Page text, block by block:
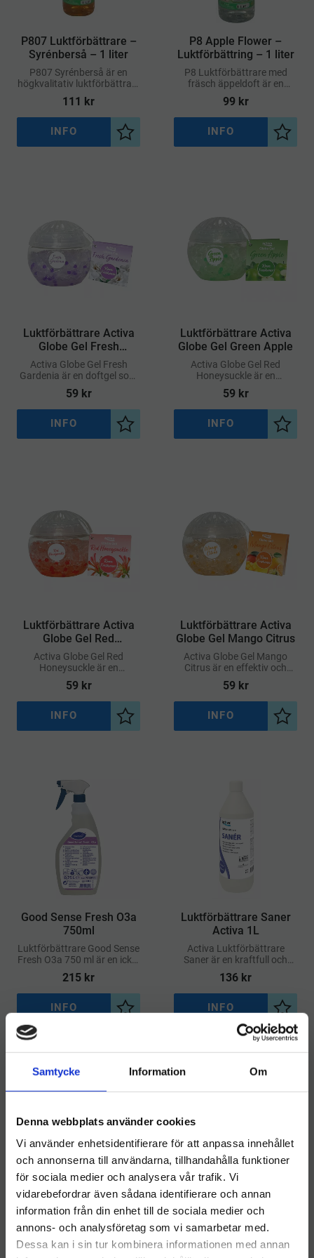
Samtycke Information Om
Denna webbplats använder cookies
Vi använder enhetsidentifierare för att anpassa innehållet
och annonserna till användarna, tillhandahålla funktioner
för sociala medier och analysera vår trafik. Vi
vidarebefordrar även sådana identifierare och annan
information från din enhet till de sociala medier och
annons- och analysföretag som vi samarbetar med.
Dessa kan i sin tur kombinera informationen med annan
​P807 Luktförbättrare –
Syrénberså – 1 liter
P807 Syrénberså är en
högkvalitativ luktförbättrare
som effektivt eliminerar
dålig lukt och efterlämnar en
frisk, blommig doft av syrén
och natur
111 kr
Lägg till i önskelista
INFO
​P8 Apple Flower –
Luktförbättring – 1 liter
P8 Luktförbättrare med
fräsch äppeldoft är en
effektiv och lättanvänd
lösning för att neutralisera
dålig lukt i olika typer av
utrymmen
99kr
Lägg
INFO
​Luktförbättrare Activa
Globe Gel Fresh
Gardenia
Activa Globe Gel Fresh
Gardenia är en doftgel som
sprider en elegant och
fräsch blomdoft med inslag
av gardenia
59kr
Lägg till i önskelista
INFO
​Luktförbättrare Activa
Globe Gel Green Apple
Activa Globe Gel Red
Honeysuckle är en
gelbaserad luktförbättrare
som sprider en varm, söt
och blommig doft inspirerad
av kaprifol
59kr
Lägg
INFO
​Luktförbättrare Activa
Globe Gel Red
Honeysuckle
Activa Globe Gel Red
Honeysuckle är en
gelbaserad luktförbättrare
som sprider en varm, söt
och blommig doft inspirerad
av kaprifol
59kr
Lägg till i önskelista
INFO
​Luktförbättrare Activa
Globe Gel Mango Citrus
Activa Globe Gel Mango
Citrus är en effektiv och
långverkande
luktförbättrare i geléform
som sprider en fräsch och
fruktig doft av mango och
59kr
Lägg
INFO
Good Sense Fresh O3a
750ml
Luktförbättrare Good Sense
Fresh O3a 750 ml är en icke-
aerosol spray som effektivt
eliminerar dålig lukt i textila
mattor och möbler
215 kr
Lägg till i önskelista
INFO
​Luktförbättrare Saner
Activa 1L
Activa Luktförbättrare
Saner är en kraftfull och
hygienisk doftvätska som
effektivt neutraliserar dålig
lukt och lämnar en fräsch
doft efter sig
136 kr
Lägg
INFO
​Luktförbättrare Äpple
Activa 1L
Activa Luktförbättrare
Citron är en effektiv och
​Luktförbättrare Äpple
Activa 1L
Activa Luktförbättrare
Äpple är en effektiv
Välkommen till hygieneleeds.se
Vill du handla som företag eller privatperson?